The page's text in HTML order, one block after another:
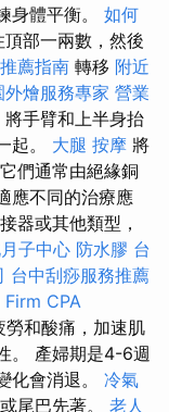
身體平衡。 如何
頂部一兩數，然後
薦指南 轉移 附近
外燴服務專家 營業
手臂和上半身抬
起。 大腿 按摩 將
們通常由絕緣銅
應不同的治療應
器或其他類型，
子中心 防水膠 台
台中刮痧服務推薦
CPA
和酸痛，加速肌
。 產婦期是4-6週
化會消退。 冷氣
尾巴先著。 老人